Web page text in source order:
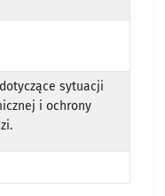
sytuacji
i ochrony